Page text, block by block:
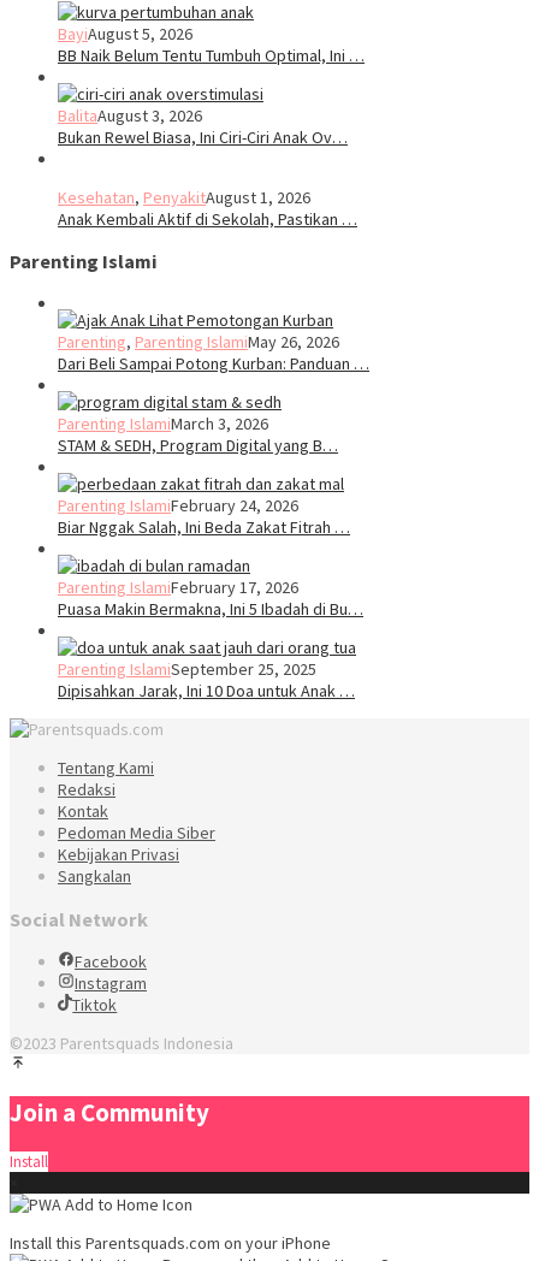
BayiAugust 5, 2026
BB Naik Belum Tentu Tumbuh Optimal, Ini …
BalitaAugust 3, 2026
Bukan Rewel Biasa, Ini Ciri-Ciri Anak Ov…
Kesehatan, PenyakitAugust 1, 2026
Anak Kembali Aktif di Sekolah, Pastikan …
Parenting Islami
Parenting, Parenting IslamiMay 26, 2026
Dari Beli Sampai Potong Kurban: Panduan …
Parenting IslamiMarch 3, 2026
STAM & SEDH, Program Digital yang B…
Parenting IslamiFebruary 24, 2026
Biar Nggak Salah, Ini Beda Zakat Fitrah …
Parenting IslamiFebruary 17, 2026
Puasa Makin Bermakna, Ini 5 Ibadah di Bu…
Parenting IslamiSeptember 25, 2025
Dipisahkan Jarak, Ini 10 Doa untuk Anak …
Tentang Kami
Redaksi
Kontak
Pedoman Media Siber
Kebijakan Privasi
Sangkalan
Social Network
Facebook
Instagram
Tiktok
©2023 Parentsquads Indonesia
Join a Community
Install
Install this Parentsquads.com on your iPhone